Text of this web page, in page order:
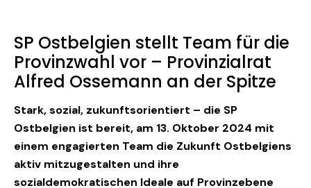
SP Ostbelgien stellt Team für die
Provinzwahl vor – Provinzialrat
Alfred Ossemann an der Spitze
Stark, sozial, zukunftsorientiert – die SP
Ostbelgien ist bereit, am 13. Oktober 2024 mit
einem engagierten Team die Zukunft Ostbelgiens
aktiv mitzugestalten und ihre
sozialdemokratischen Ideale auf Provinzebene